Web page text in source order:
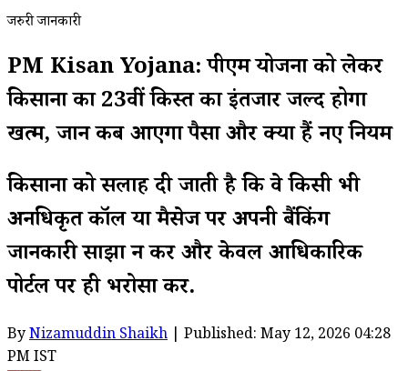
जरुरी जानकारी
PM Kisan Yojana: पीएम योजना को लेकर
किसानों का 23वीं किस्त का इंतजार जल्द होगा
खत्म, जानें कब आएगा पैसा और क्या हैं नए नियम
किसानों को सलाह दी जाती है कि वे किसी भी
अनधिकृत कॉल या मैसेज पर अपनी बैंकिंग
जानकारी साझा न करें और केवल आधिकारिक
पोर्टल पर ही भरोसा करें.
ByNizamuddin Shaikh | Published: May 12, 2026 04:28
PM IST